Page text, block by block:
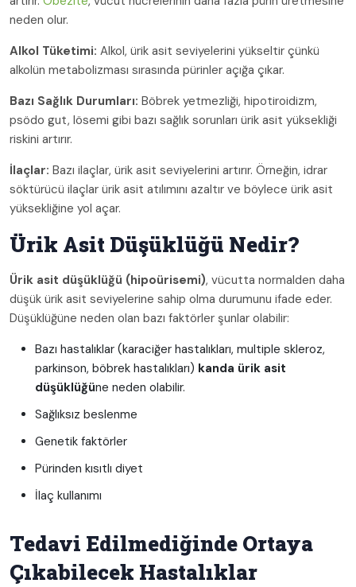
neden olur.
Alkol Tüketimi: Alkol, ürik asit seviyelerini yükseltir çünkü
alkolün metabolizması sırasında pürinler açığa çıkar.
Bazı Sağlık Durumları: Böbrek yetmezliği, hipotiroidizm,
psödo gut, lösemi gibi bazı sağlık sorunları ürik asit yüksekliği
riskini artırır.
İlaçlar: Bazı ilaçlar, ürik asit seviyelerini artırır. Örneğin, idrar
söktürücü ilaçlar ürik asit atılımını azaltır ve böylece ürik asit
yüksekliğine yol açar.
Ürik Asit Düşüklüğü Nedir?
Ürik asit düşüklüğü (hipoürisemi), vücutta normalden daha
düşük ürik asit seviyelerine sahip olma durumunu ifade eder.
Düşüklüğüne neden olan bazı faktörler şunlar olabilir:
Bazı hastalıklar (karaciğer hastalıkları, multiple skleroz,
parkinson, böbrek hastalıkları) kanda ürik asit
düşüklüğüne neden olabilir.
Sağlıksız beslenme
Genetik faktörler
Pürinden kısıtlı diyet
İlaç kullanımı
Tedavi Edilmediğinde Ortaya
Çıkabilecek Hastalıklar